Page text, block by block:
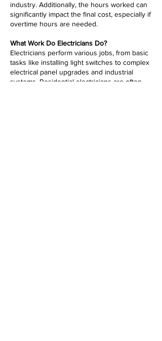
industry. Additionally, the hours worked can
significantly impact the final cost, especially if
overtime hours are needed.
What Work Do Electricians Do?
Electricians perform various jobs, from basic
tasks like installing light switches to complex
electrical panel upgrades and industrial
systems. Residential electricians are often